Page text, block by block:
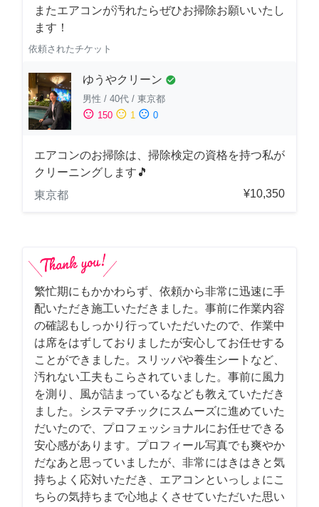
またエアコンが汚れたらぜひお掃除お願いいたし
ます！
依頼されたチケット
ゆうやクリーン check_circle
男性 / 40代 / 東京都
sentiment_satisfied 150 sentiment_neutral 1 sentiment_dissatisfied 0
エアコンのお掃除は、掃除検定の資格を持つ私が
クリーニングします🎵
東京都
¥10,350
繁忙期にもかかわらず、依頼から非常に迅速に手
配いただき施工いただきました。事前に作業内容
の確認もしっかり行っていただいたので、作業中
は席をはずしておりましたが安心してお任せする
ことができました。スリッパや養生シートなど、
汚れない工夫もこらされていました。事前に風力
を測り、風が詰まっているなども教えていただき
ました。システマチックにスムーズに進めていた
だいたので、プロフェッショナルにお任せできる
安心感があります。プロフィール写真でも爽やか
だなあと思っていましたが、非常にはきはきと気
持ちよく応対いただき、エアコンといっしょにこ
ちらの気持ちまで心地よくさせていただいた思い